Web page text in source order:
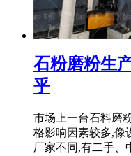
石粉磨粉生
乎
市场上一台石料磨
格影响因素较多,像
厂家不同,有二手、